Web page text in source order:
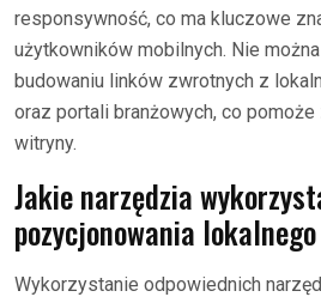
responsywność, co ma kluczowe
użytkowników mobilnych. Nie
budowaniu linków zwrotnych z
oraz portali branżowych, co
witryny.
Jakie narzędzia
pozycjonowania
Wykorzystanie odpowiednich